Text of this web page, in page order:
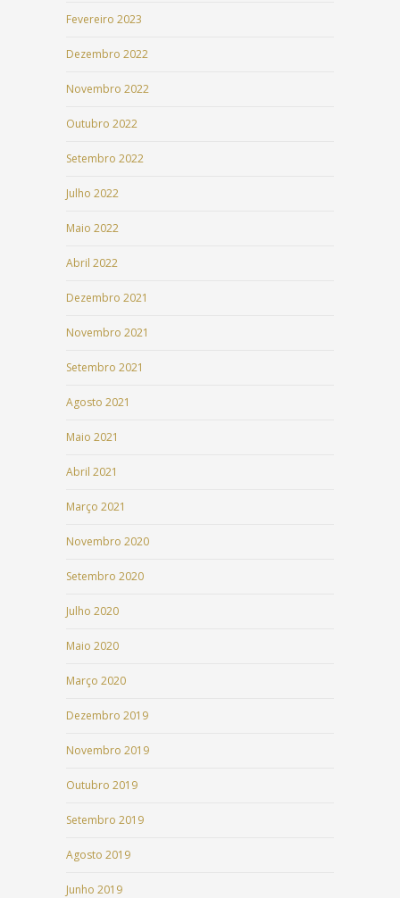
Fevereiro 2023
Dezembro 2022
Novembro 2022
Outubro 2022
Setembro 2022
Julho 2022
Maio 2022
Abril 2022
Dezembro 2021
Novembro 2021
Setembro 2021
Agosto 2021
Maio 2021
Abril 2021
Março 2021
Novembro 2020
Setembro 2020
Julho 2020
Maio 2020
Março 2020
Dezembro 2019
Novembro 2019
Outubro 2019
Setembro 2019
Agosto 2019
Junho 2019